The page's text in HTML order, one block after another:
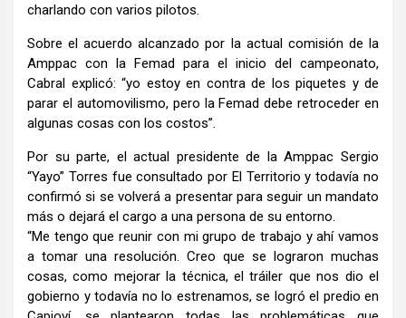
charlando con varios pilotos.
Sobre el acuerdo alcanzado por la actual comisión de la
Amppac con la Femad para el inicio del campeonato,
Cabral explicó: “yo estoy en contra de los piquetes y de
parar el automovilismo, pero la Femad debe retroceder en
algunas cosas con los costos”.
Por su parte, el actual presidente de la Amppac Sergio
“Yayo” Torres fue consultado por El Territorio y todavía no
confirmó si se volverá a presentar para seguir un mandato
más o dejará el cargo a una persona de su entorno.
“Me tengo que reunir con mi grupo de trabajo y ahí vamos
a tomar una resolución. Creo que se lograron muchas
cosas, como mejorar la técnica, el tráiler que nos dio el
gobierno y todavía no lo estrenamos, se logró el predio en